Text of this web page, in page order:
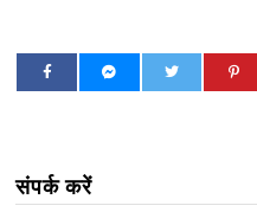
संपर्क करें